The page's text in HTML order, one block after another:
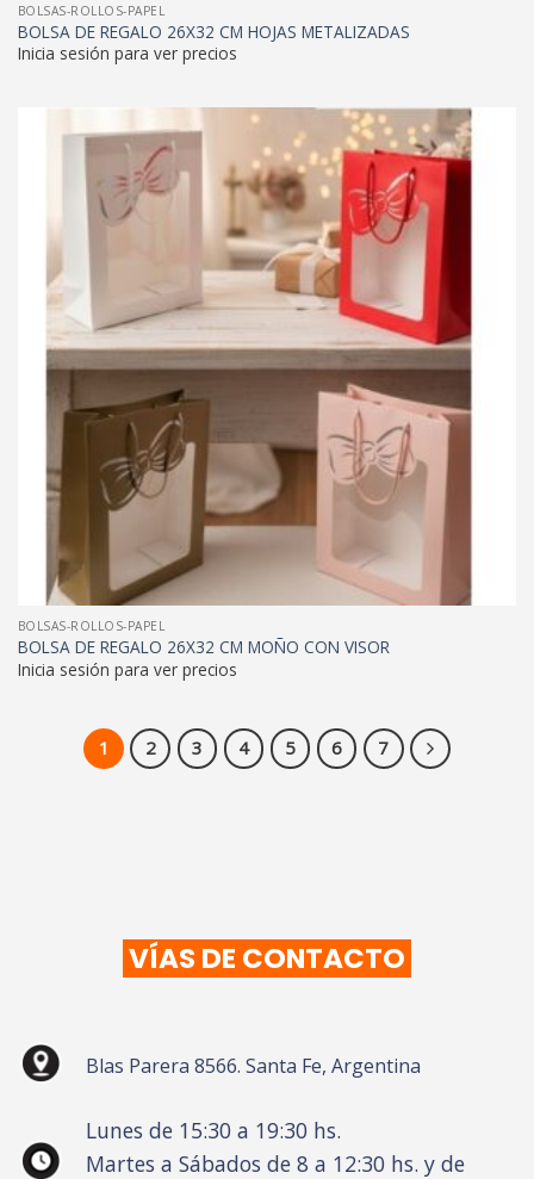
BOLSAS-ROLLOS-PAPEL
BOLSA DE REGALO 26X32 CM HOJAS METALIZADAS
Inicia sesión para ver precios
BOLSAS-ROLLOS-PAPEL
BOLSA DE REGALO 26X32 CM MOÑO CON VISOR
Inicia sesión para ver precios
1 2 3 4 5 6 7
VÍAS DE CONTACTO
Blas Parera 8566. Santa Fe, Argentina
Lunes de 15:30 a 19:30 hs.
Martes a Sábados de 8 a 12:30 hs. y de